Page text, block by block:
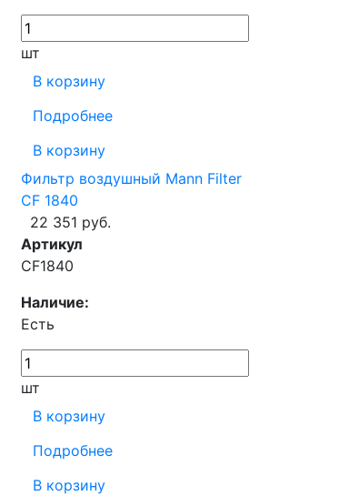
шт
В корзину
Подробнее
В корзину
Фильтр воздушный Mann Filter
CF 1840
22 351 руб.
Артикул
CF1840
Наличие:
Есть
шт
В корзину
Подробнее
В корзину